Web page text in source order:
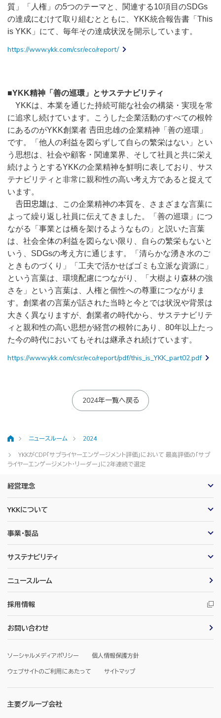
質」「人権」の5つのテーマと、関連する10項目のSDGs
の達成にむけて取り組むとともに、 YKK統合報告書「 This
is YKK 」にて、毎年その達成状況を開示しています。
https://www.ykk.com/csr/eco/report/
■YKK精神「善の巡環」とサステナビリティ
YKKは、本業を通じた持続可能な社会の構築・実現を常
に追求し続けています。こうした企業活動のすべての根幹
にあるのがYKK創業者 𠮷田忠雄の企業精神「善の巡環」
です。「他人の利益を図らずして自らの繁栄はない」とい
う思想は、社会や顧客・関連業界、そして社員と共に栄え
続けようとするYKKの企業精神を鮮明に表しており、サス
テナビリティと非常に親和性の高い考え方であると捉えて
います。
𠮷田忠雄は、この企業精神の本質を、さまざまな言葉に
よって繰り返し社員に伝えてきました。「善の巡環」につ
ながる「事業とは橋を架けるようなもの」と説いた言葉
は、社会全体の利益を図らない限り、自らの繁栄もないと
いう、 SDGsの考え方に通じます。「清らかな湧き水のご
ときものづくり」「工夫で活かせばゴミも立派な資源に」
という言葉は、環境配慮につながり、「大樹より森林の強
さを」という言葉は、人権と個性への尊重につながりま
す。創業者の言葉が話された当時と今とでは状況や背景は
大きく異なりますが、創業者の時代から、サステナビリテ
ィと親和性の高い思想が経営の根幹にあり、 80年以上たっ
た今の時代においてもそれは継承され続けています。
https://www.ykk.com/csr/eco/report/pdf/this_is_YKK_part02.pdf
2024年一覧へ戻る
ホームニュースルーム 2024
YKKがCDP「サプライヤーエンゲージメント評価」において 最高評価の「サプ
ライヤーエンゲージメント・リーダー」に2年連続で選定
経営理念
YKKについて
事業・製品
サステナビリティ
ニュースルーム
採用情報
お問い合わせ
ソーシャルメディアポリシー
個人情報保護方針
ウェブサイトのご利用にあたって
サイトマップ
主要グループ会社